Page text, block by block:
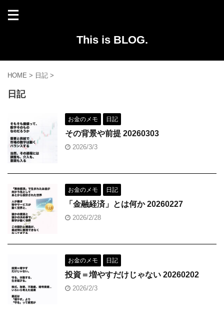
This is BLOG.
HOME > 日記 >
日記
お金のメモ 日記
その背景や前提 20260303
2026/3/3
お金のメモ 日記
「金融経済」とは何か 20260227
2026/2/28
お金のメモ 日記
投資＝増やすだけじゃない 20260202
2026/2/3